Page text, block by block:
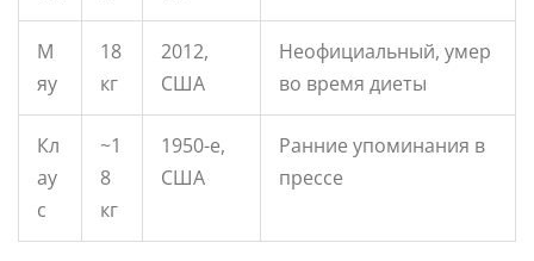
М
яу
18
кг
2012,
США
Неофициальный, умер
во время диеты
Кл
ау
с
~1
8
кг
1950-е,
США
Ранние упоминания в
прессе